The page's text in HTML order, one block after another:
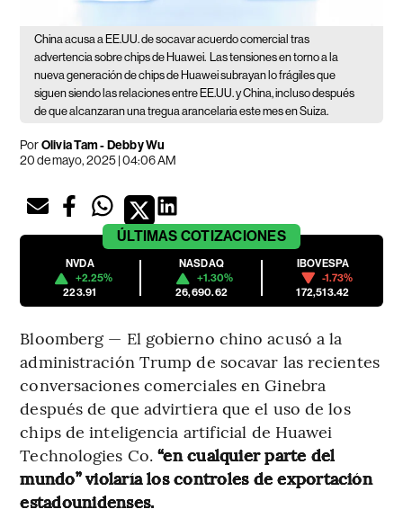
China acusa a EE.UU. de socavar acuerdo comercial tras
advertencia sobre chips de Huawei. Las tensiones en torno a la
nueva generación de chips de Huawei subrayan lo frágiles que
siguen siendo las relaciones entre EE.UU. y China, incluso después
de que alcanzaran una tregua arancelaria este mes en Suiza.
PorOlivia Tam - Debby Wu
20 de mayo, 2025 | 04:06 AM
ÚLTIMAS COTIZACIONES
NVDA
+2.25%
223.91
NASDAQ
+1.30%
26,690.62
IBOVESPA
-1.73%
172,513.42
Bloomberg — El gobierno chino acusó a la
administración Trump de socavar las recientes
conversaciones comerciales en Ginebra
después de que advirtiera que el uso de los
chips de inteligencia artificial de Huawei
Technologies Co.“en cualquier parte del
mundo” violaría los controles de exportación
estadounidenses.